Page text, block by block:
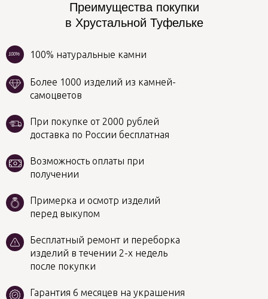
100% натуральные камни
100%
Преимущества покупки
в Хрустальной Туфельке
Бесплатный ремонт и переборка
изделий в течении 2-х недель
после покупки
Примерка и осмотр изделий
перед выкупом
Более 1000 изделий из камней-
самоцветов
Гарантия 6 месяцев на украшения
Возможность оплаты при
получении
При покупке от 2000 рублей
доставка по России бесплатная